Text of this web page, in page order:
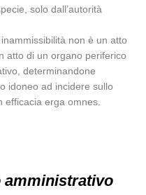
solo dall’autorità
non è un atto
atto di un organo periferico
determinandone
idoneo ad incidere sullo
efficacia erga omnes.
amministrativo